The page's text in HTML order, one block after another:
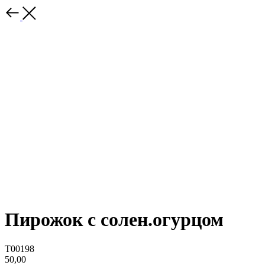
Пирожок с солен.огурцом
T00198
50,00